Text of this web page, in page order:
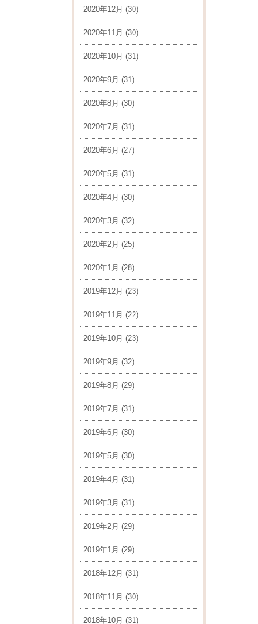
2020年12月 (30)
2020年11月 (30)
2020年10月 (31)
2020年9月 (31)
2020年8月 (30)
2020年7月 (31)
2020年6月 (27)
2020年5月 (31)
2020年4月 (30)
2020年3月 (32)
2020年2月 (25)
2020年1月 (28)
2019年12月 (23)
2019年11月 (22)
2019年10月 (23)
2019年9月 (32)
2019年8月 (29)
2019年7月 (31)
2019年6月 (30)
2019年5月 (30)
2019年4月 (31)
2019年3月 (31)
2019年2月 (29)
2019年1月 (29)
2018年12月 (31)
2018年11月 (30)
2018年10月 (31)